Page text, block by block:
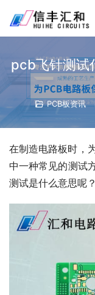
pcb飞针测试
PCB板资讯
在制造电路板时，
中一种常见的测试
测试是什么意思呢？